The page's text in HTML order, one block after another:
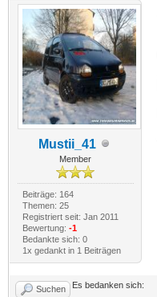
Mustii_41
Member
Beiträge: 164
Themen: 25
Registriert seit: Jan 2011
Bewertung: -1
Bedankte sich: 0
1x gedankt in 1 Beiträgen
Suchen Es bedanken sich: